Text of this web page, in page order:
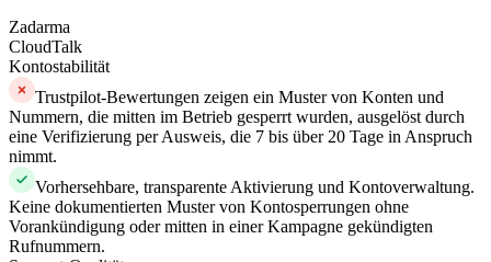
Zadarma
CloudTalk
Kontostabilität
Trustpilot-Bewertungen zeigen ein Muster von Konten und
Nummern, die mitten im Betrieb gesperrt wurden, ausgelöst durch
eine Verifizierung per Ausweis, die 7 bis über 20 Tage in Anspruch
nimmt.
Vorhersehbare, transparente Aktivierung und Kontoverwaltung.
Keine dokumentierten Muster von Kontosperrungen ohne
Vorankündigung oder mitten in einer Kampagne gekündigten
Rufnummern.